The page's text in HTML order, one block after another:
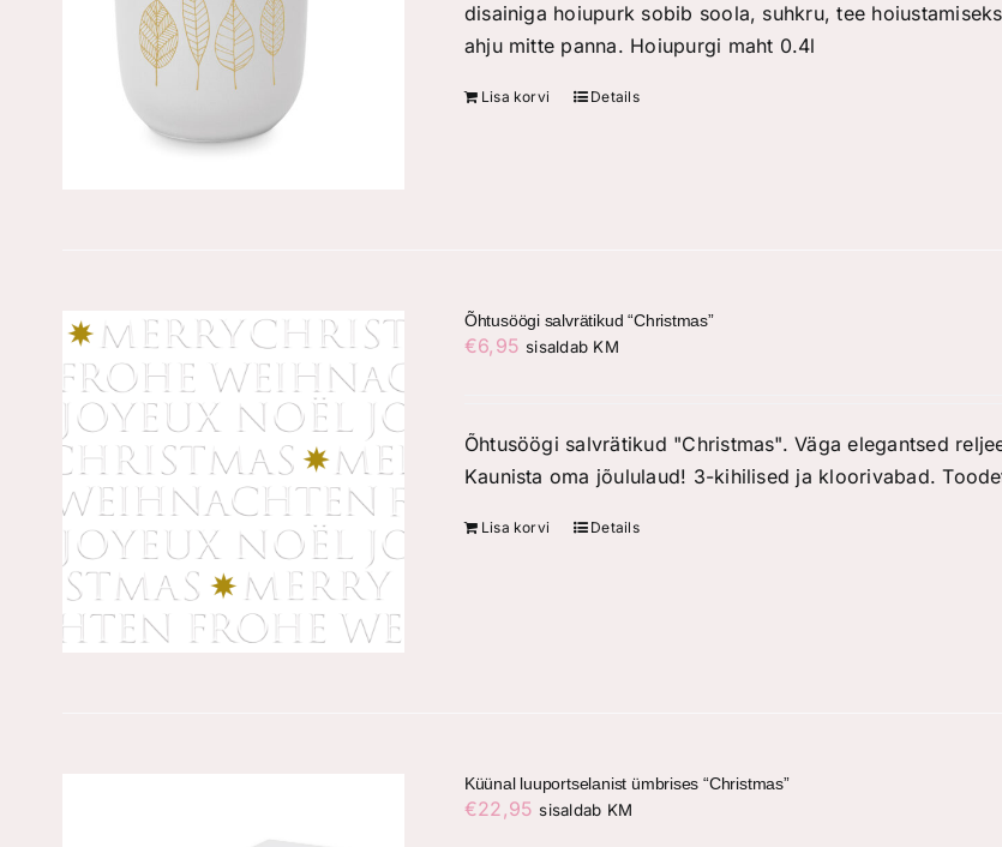
disainiga hoiupurk sobib soola, suhkru, tee
ahju mitte panna. Hoiupurgi maht 0.4l
Lisa korvi Details
Õhtusöögi salvrätikud “Christmas”
€6,95 sisaldab KM
Õhtusöögi salvrätikud "Christmas". Väga elegantsed
Kaunista oma jõululaud! 3-kihilised ja kloorivabad.
Lisa korvi Details
Küünal luuportselanist ümbrises “Christmas”
€22,95 sisaldab KM